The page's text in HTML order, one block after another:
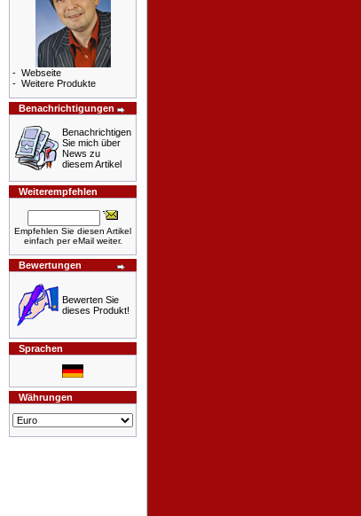
- Webseite
- Weitere Produkte
Benachrichtigungen
Benachrichtigen
Sie mich über
News zu
diesem Artikel
Weiterempfehlen
Empfehlen Sie diesen Artikel
einfach per eMail weiter.
Bewertungen
Bewerten Sie
dieses Produkt!
Sprachen
Währungen